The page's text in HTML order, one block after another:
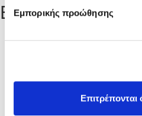
Εμπορικής προώθησης
Ειδήσεις